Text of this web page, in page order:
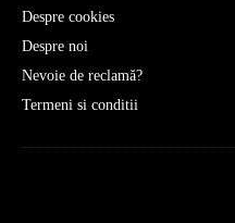
Despre cookies
Despre noi
Nevoie de reclamă?
Termeni si conditii